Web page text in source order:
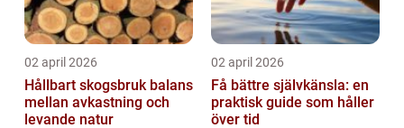
02 april 2026
Hållbart skogsbruk balans
mellan avkastning och
levande natur
02 april 2026
Få bättre självkänsla: en
praktisk guide som håller
över tid